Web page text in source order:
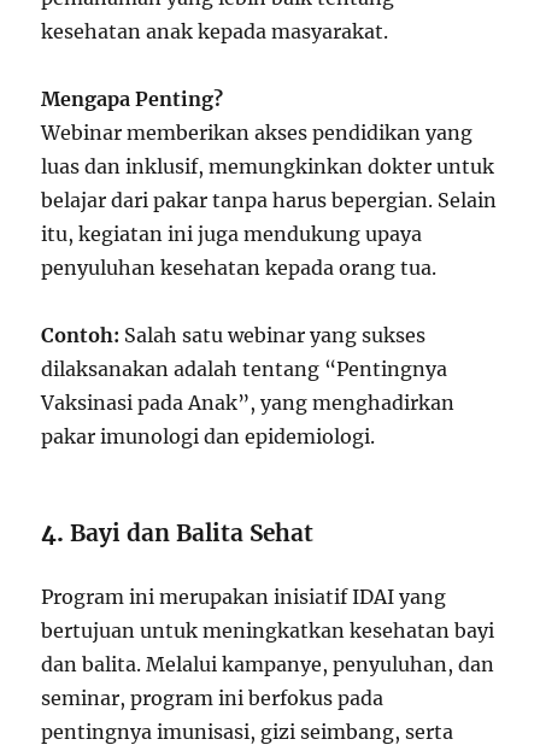
kesehatan anak kepada masyarakat.
Mengapa Penting?
Webinar memberikan akses pendidikan yang
luas dan inklusif, memungkinkan dokter untuk
belajar dari pakar tanpa harus bepergian. Selain
itu, kegiatan ini juga mendukung upaya
penyuluhan kesehatan kepada orang tua.
Contoh: Salah satu webinar yang sukses
dilaksanakan adalah tentang “Pentingnya
Vaksinasi pada Anak”, yang menghadirkan
pakar imunologi dan epidemiologi.
4.Bayi dan Balita Sehat
Program ini merupakan inisiatif IDAI yang
bertujuan untuk meningkatkan kesehatan bayi
dan balita. Melalui kampanye, penyuluhan, dan
seminar, program ini berfokus pada
pentingnya imunisasi, gizi seimbang, serta